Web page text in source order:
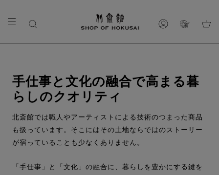
商
す
ア
ト
手仕事と文化の融合で高まる暮
らしのクオリティ
北斎館では職人やアーティストによる技術のつまった商品
も扱っています。そこにはその土地ならではのストーリー
が宿っていることも少なくありません。
「手仕事」と「文化」の融合に、暮らしを豊かにする鍵を